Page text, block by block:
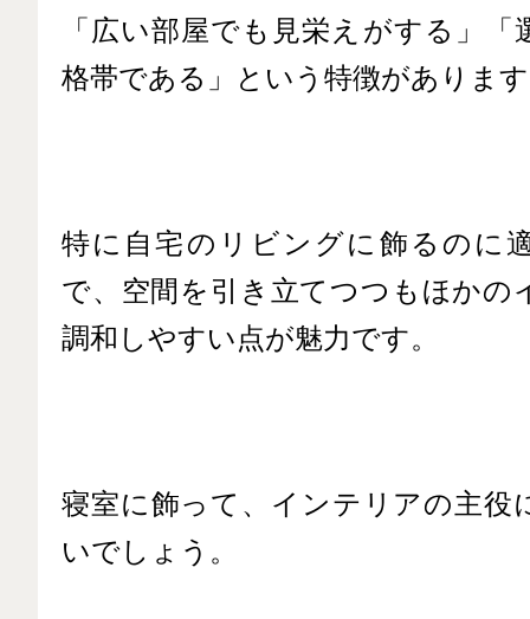
「広い部屋でも見栄えがする」「
格帯である」という特徴がありま
特に自宅のリビングに飾るのに
で、空間を引き立てつつもほかの
調和しやすい点が魅力です。
寝室に飾って、インテリアの主役
いでしょう。